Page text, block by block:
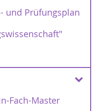
für den
der Universität
2012
der
der
und Prüfungsplan
und
Fach-Master